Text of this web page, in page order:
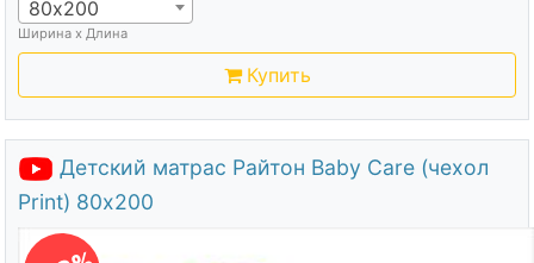
80х200
Ширина х Длина
Купить
Детский матрас Райтон Baby Care (чехол
Print) 80х200